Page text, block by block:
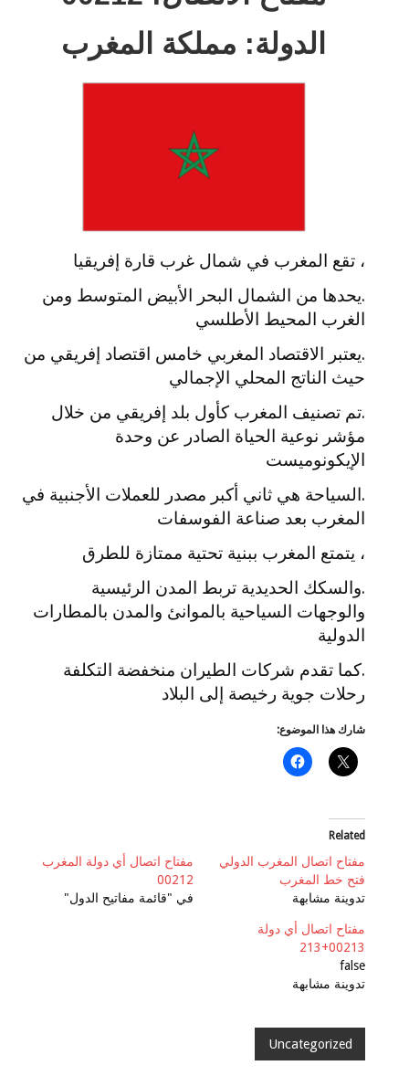
الدولة: مملكة المغرب
، تقع المغرب في شمال غرب قارة إفريقيا
.يحدها ​​من الشمال البحر الأبيض المتوسط ومن
الغرب المحيط الأطلسي
.يعتبر الاقتصاد المغربي خامس اقتصاد إفريقي من
حيث الناتج المحلي الإجمالي
.تم تصنيف المغرب كأول بلد إفريقي من خلال
مؤشر نوعية الحياة الصادر عن وحدة
الإيكونوميست
.السياحة هي ثاني أكبر مصدر للعملات الأجنبية في
المغرب بعد صناعة الفوسفات
، يتمتع المغرب ببنية تحتية ممتازة للطرق
.والسكك الحديدية تربط المدن الرئيسية
والوجهات السياحية بالموانئ والمدن بالمطارات
الدولية
.كما تقدم شركات الطيران منخفضة التكلفة
رحلات جوية رخيصة إلى البلاد
شارك هذا الموضوع:
Related
مفتاح اتصال المغرب الدولي
فتح خط المغرب
تدوينة مشابهة
مفتاح اتصال أي دولة المغرب
00212
في "قائمة مفاتيح الدول"
مفتاح اتصال أي دولة
00213+213
false
تدوينة مشابهة
Uncategorized